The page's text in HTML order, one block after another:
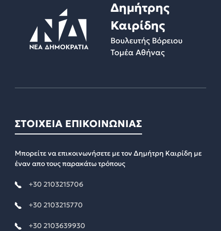
Δημήτρης
Καιρίδης
Βουλευτής Βόρειου
Τομέα Αθήνας
ΣΤΟΙΧΕΙΑ ΕΠΙΚΟΙΝΩΝΙΑΣ
Μπορείτε να επικοινωνήσετε με τον Δημήτρη Καιρίδη με
έναν απο τους παρακάτω τρόπους
+30 2103215706
+30 2103215770
+30 2103639930